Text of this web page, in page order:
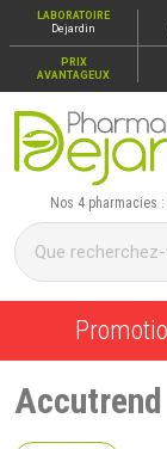
LABORATOIRE
Dejardin
PRIX
AVANTAGEUX
Pharmacie
Nos 4 pharmacies :
Accutrend